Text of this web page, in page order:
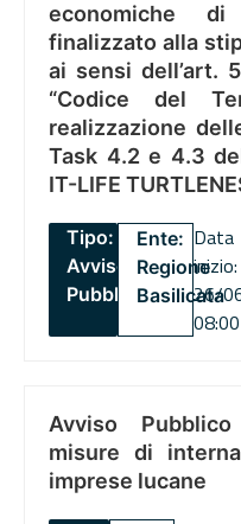
economiche di
finalizzato alla
ai sensi dell’art.
“Codice del
realizzazione
Task 4.2 e 4.3
IT-LIFE
Tipo:
Avviso
Pubblico
Ente:
Regione
Basilicata
Data
inizio:
26/
08:00
Avviso
misure di
imprese lucane